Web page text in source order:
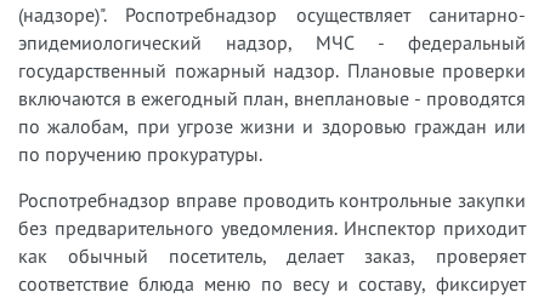
(надзоре)". Роспотребнадзор осуществляет санитарно-
эпидемиологический надзор, МЧС - федеральный
государственный пожарный надзор. Плановые проверки
включаются в ежегодный план, внеплановые - проводятся
по жалобам, при угрозе жизни и здоровью граждан или
по поручению прокуратуры.
Роспотребнадзор вправе проводить контрольные закупки
без предварительного уведомления. Инспектор приходит
как обычный посетитель, делает заказ, проверяет
соответствие блюда меню по весу и составу, фиксирует